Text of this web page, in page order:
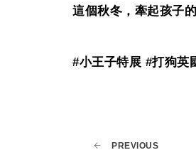
這個秋冬，牽起孩子
#小王子特展 #打狗英
PREVIOUS